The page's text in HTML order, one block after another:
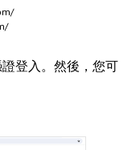
證登入。然後，您可